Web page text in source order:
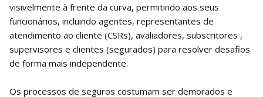
visivelmente à frente da curva, permitindo aos seus
funcionários, incluindo agentes, representantes de
atendimento ao cliente (CSRs), avaliadores, subscritores ,
supervisores e clientes (segurados) para resolver desafios
de forma mais independente.
Os processos de seguros costumam ser demorados e